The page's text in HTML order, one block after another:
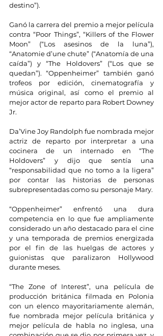
destino”).
Ganó la carrera del premio a mejor película
contra “Poor Things”, “Killers of the Flower
Moon” (“Los asesinos de la luna”),
“Anatomie d’une chute” (“Anatomía de una
caída”) y “The Holdovers” (“Los que se
quedan”). “Oppenheimer” también ganó
trofeos por edición, cinematografía y
música original, así como el premio al
mejor actor de reparto para Robert Downey
Jr.
Da’Vine Joy Randolph fue nombrada mejor
actriz de reparto por interpretar a una
cocinera de un internado en “The
Holdovers” y dijo que sentía una
“responsabilidad que no tomo a la ligera”
por contar las historias de personas
subrepresentadas como su personaje Mary.
“Oppenheimer” enfrentó una dura
competencia en lo que fue ampliamente
considerado un año destacado para el cine
y una temporada de premios energizada
por el fin de las huelgas de actores y
guionistas que paralizaron Hollywood
durante meses.
“The Zone of Interest”, una película de
producción británica filmada en Polonia
con un elenco mayoritariamente alemán,
fue nombrada mejor película británica y
mejor película de habla no inglesa, una